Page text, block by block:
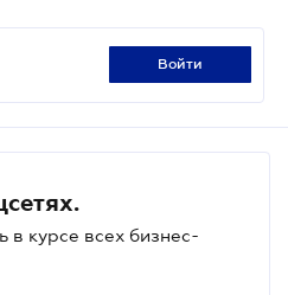
войти
в курсе всех бизнес-